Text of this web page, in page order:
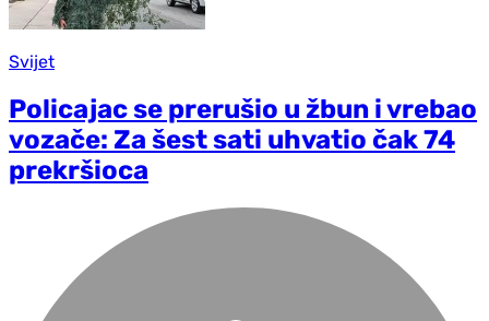
Svijet
Policajac se prerušio u žbun i vrebao
vozače: Za šest sati uhvatio čak 74
prekršioca